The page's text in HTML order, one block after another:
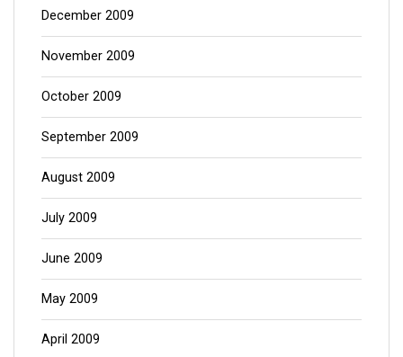
December 2009
November 2009
October 2009
September 2009
August 2009
July 2009
June 2009
May 2009
April 2009